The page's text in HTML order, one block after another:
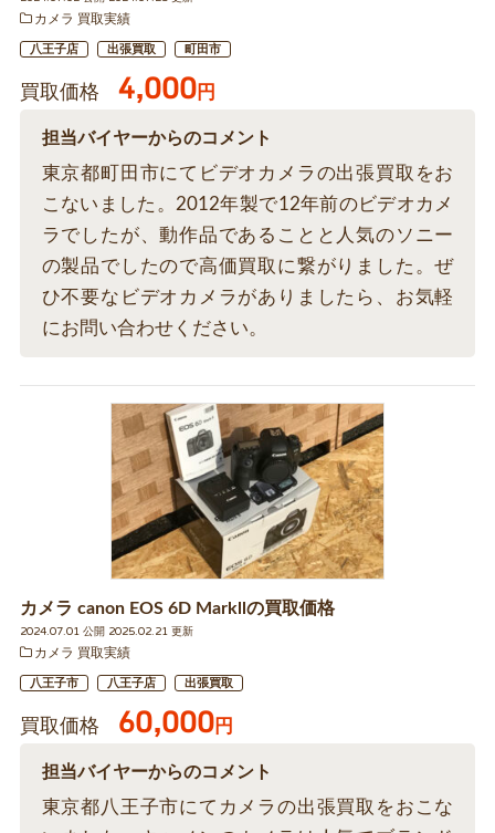
カメラ 買取実績
八王子店 出張買取 町田市
買取価格 4,000円
担当バイヤーからのコメント
東京都町田市にてビデオカメラの出張買取をお
こないました。2012年製で12年前のビデオカメ
ラでしたが、動作品であることと人気のソニー
の製品でしたので高価買取に繋がりました。ぜ
ひ不要なビデオカメラがありましたら、お気軽
にお問い合わせください。
カメラ canon EOS 6D Markllの買取価格
2024.07.01 公開 2025.02.21 更新
カメラ 買取実績
八王子市 八王子店 出張買取
買取価格 60,000円
担当バイヤーからのコメント
東京都八王子市にてカメラの出張買取をおこな